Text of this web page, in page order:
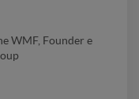
WMF, Founder e